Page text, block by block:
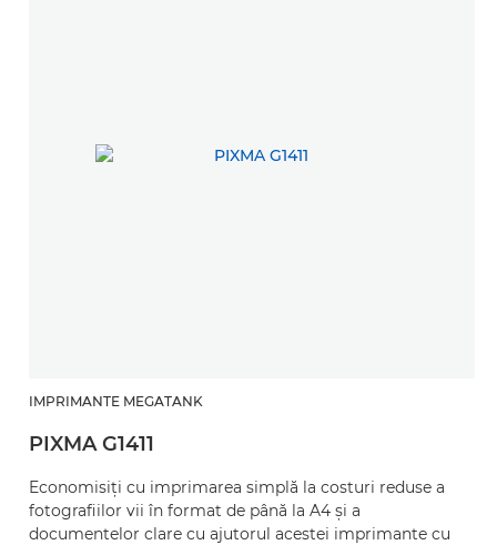
IMPRIMANTE MEGATANK
PIXMA G1411
Economisiţi cu imprimarea simplă la costuri reduse a
fotografiilor vii în format de până la A4 şi a
documentelor clare cu ajutorul acestei imprimante cu